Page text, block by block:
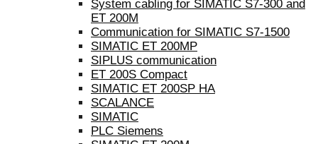
System cabling for SIMATIC S7-300 and
ET 200M
Communication for SIMATIC S7-1500
SIMATIC ET 200MP
SIPLUS communication
ET 200S Compact
SIMATIC ET 200SP HA
SCALANCE
SIMATIC
PLC Siemens